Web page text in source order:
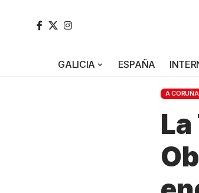
GALICIA ESPAÑA
A CORUÑA